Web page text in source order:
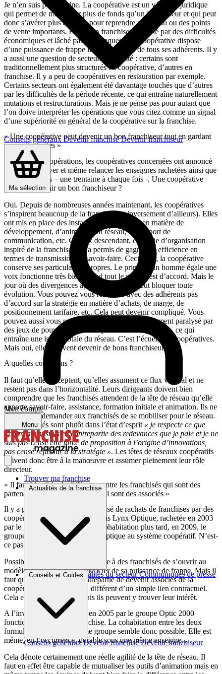
Conseils généraux Devenir franchiséDevenir franchiseur
Ma sélection
Mon compte
Menu
Trouver ma franchise
Actualités de la franchise
Brèves et actus Actualités du secteur Communiqués de presse
Conseils et Guides
Conseils généraux Devenir franchisé Devenir franchiseur
Je n’en suis pas certaine. La coopérative est un véhicule juridique
qui permet de mutualiser plus de fonds qu’un franchiseur et qui peut
donc s’avérer plus efficace pour reprendre un réseau ou des points
de vente importants. Face à un franchiseur affecté par des difficultés
économiques et lâché par ses banques, une coopérative dispose
d’une puissance de frappe liée à l’addition de tous ses adhérents. Il y
a aussi une question de secteurs d’activité : certains sont
traditionnellement plus structurés en coopérative, d’autres en
franchise. Il y a peu de coopératives en restauration par exemple.
Certains secteurs ont également été davantage touchés que d’autres
par les difficultés de la période récente, ce qui entraîne naturellement
mutations et restructurations. Mais je ne pense pas pour autant que
l’on doive interpréter les opérations que vous citez comme un signal
d’une supériorité en général de la coopérative sur la franchise.
« Une coopérative peut devenir un bon franchiseur tout en gardant
ses particularités »
Dans ces trois opérations, les coopératives concernées ont annoncé
vouloir conserver et même relancer les enseignes rachetées ainsi que
leurs franchisés – une trentaine à chaque fois -. Une coopérative
peut-elle devenir un bon franchiseur ?
Oui. Depuis de nombreuses années maintenant, les coopératives
s’inspirent beaucoup de la franchise (et inversement d’ailleurs). Elles
ont mis en place des instances descendantes en matière de
développement, d’animation du réseau, de support de
communication, etc. Ce flux descendant, ce mode d’organisation
inspiré de la franchise leur a permis de gagner en efficience en
termes de transmission de savoir-faire. Ceci étant, la coopérative
conserve ses particularités propres. Le principe un homme égale une
voix fonctionne très bien quand tout le monde est d’accord. Mais le
jour où des divergences apparaissent, cela peut bloquer toute
évolution. Vous pouvez vous retrouver avec des adhérents pas
d’accord sur la stratégie en matière d’achats, de marge, de
positionnement tarifaire, etc. Cela peut devenir compliqué. Vous
pouvez aussi vous retrouver avec un réseau totalement paralysé par
des jeux de pouvoirs, avec des présidences tournantes, ce qui
entraîne une inertie totale du réseau. C’est l’écueil des coopératives.
Mais oui, elles peuvent devenir de bons franchiseurs.
A quelles conditions ?
Il faut qu’elles acceptent, qu’elles assument ce flux vertical et ne
restent pas dans l’horizontalité. Leurs dirigeants doivent bien
comprendre que les franchisés attendent de la tête de réseau qu’elle
apporte savoir-faire, assistance, formation initiale et animation. Ils ne
doivent pas demander aux franchisés de se mobiliser pour le réseau.
Les franchisés sont plutôt dans l’état d’esprit « je respecte ce que
l’on m’a transmis en contrepartie des redevances que je paie et je ne
suis pas censé être force de proposition à l’origine d’innovations,
pas censé réfléchir à la stratégie ». Les têtes de réseaux coopératifs
doivent donc être à la manœuvre et assumer pleinement leur rôle
directeur.
« Il faut bien faire la différence entre les franchisés qui sont des
partenaires et les coopérateurs qui sont des associés »
Il y a peu d’exemples dans le passé de rachats de franchises par des
coopératives. On connaît toutefois Lynx Optique, rachetée en 2003
par le groupe Krys. Six ans de cohabitation plus tard, en 2009, le
groupement a fait passer Lynx Optique au système coopératif. N’est-
ce pas l’évolution logique ?
Possiblement. Cela peut permettre à des franchisés de s’ouvrir au
modèle coopératif et de bénéficier de sa puissance de frappe. Mais il
faut qu’ils acceptent en contrepartie de devenir associés de la
coopérative, ce qui est bien différent d’un simple lien contractuel.
Cela engage davantage, mais ils peuvent y trouver leur intérêt.
A l’inverse,
Lissac, reprise en 2005 par le groupe Optic 2000
fonctionne toujours en franchise. La cohabitation entre les deux
formules au sein d’un même groupe semble donc possible. Elle est
même, en l’occurrence, durable sous une même enseigne…
Cela dénote certainement une réelle agilité de la tête de réseau. Il
faut en effet être capable de mutualiser les outils d’animation mais en